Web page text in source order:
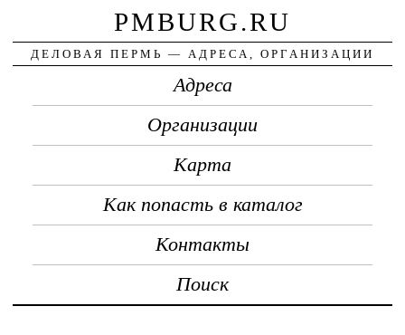
PMBURG.RU
ДЕЛОВАЯ ПЕРМЬ — АДРЕСА, ОРГАНИЗАЦИИ
Адреса
Организации
Карта
Как попасть в каталог
Контакты
Поиск